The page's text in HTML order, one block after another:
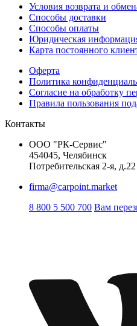
Условия возврата и
Способы доставки
Способы оплаты
Юридическая
Карта постоянного
Оферта
Политика
Согласие на обработку
Правила пользования
Контакты
ООО "РК-Сервис"
454045, Челябинск
Потребительская 2-я,
firma@carpoint.market
8 800 5 500 700 Вам